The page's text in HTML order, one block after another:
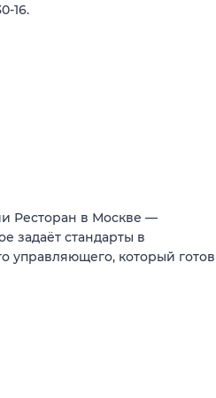
16.
Ресторан в Москве —
задаёт стандарты в
управляющего, который готов